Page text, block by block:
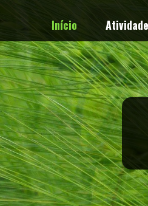
Início